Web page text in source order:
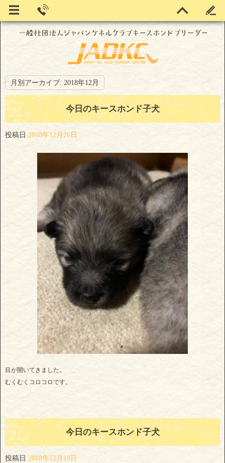
月別アーカイブ: 2018年12月
今日のキースホンド子犬
投稿日 2018年12月26日
目が開いてきました。
むくむくコロコロです。
今日のキースホンド子犬
投稿日 2018年12月19日